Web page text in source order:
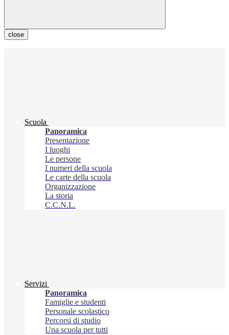
close
Scuola
Panoramica
Presentazione
I luoghi
Le persone
I numeri della scuola
Le carte della scuola
Organizzazione
La storia
C.C.N.L.
Servizi
Panoramica
Famiglie e studenti
Personale scolastico
Percorsi di studio
Una scuola per tutti